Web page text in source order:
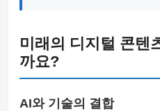
미래의 디지털 콘텐
까요?
AI와 기술의 결합